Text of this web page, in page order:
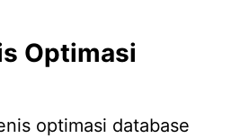
Optimasi
optimasi database